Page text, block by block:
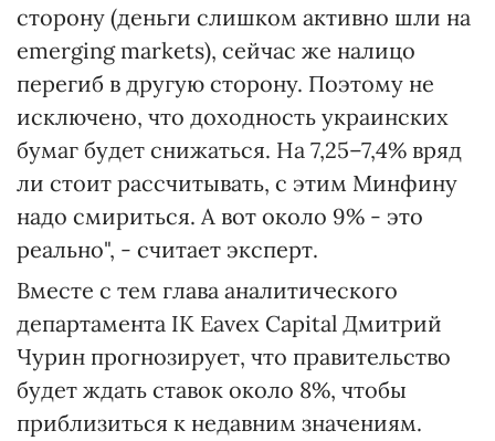
сторону (деньги слишком активно шли на
emerging markets), сейчас же налицо
перегиб в другую сторону. Поэтому не
исключено, что доходность украинских
бумаг будет снижаться. На 7,25–7,4% вряд
ли стоит рассчитывать, с этим Минфину
надо смириться. А вот около 9% - это
реально", - считает эксперт.
Вместе с тем глава аналитического
департамента ІК Eavex Capital Дмитрий
Чурин прогнозирует, что правительство
будет ждать ставок около 8%, чтобы
приблизиться к недавним значениям.